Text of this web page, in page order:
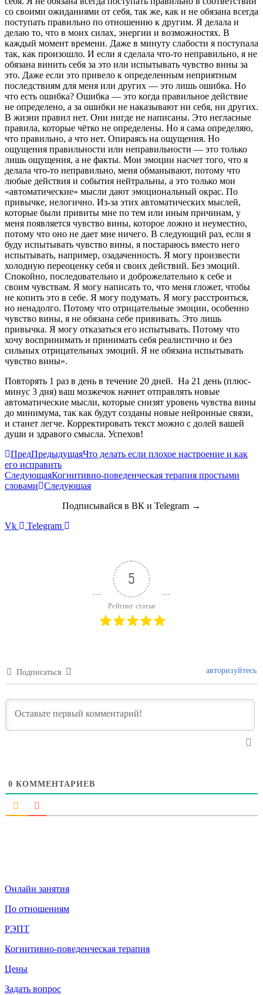
со своими ожиданиями от себя, так же, как и не обязана всегда
поступать правильно по отношению к другим. Я делала и
делаю то, что в моих силах, энергии и возможностях. В
каждый момент времени. Даже в минуту слабости я поступала
так, как произошло. И если я сделала что-то неправильно, я не
обязана винить себя за это или испытывать чувство вины за
это. Даже если это привело к определенным неприятным
последствиям для меня или других — это лишь ошибка. Но
что есть ошибка? Ошибка — это когда правильное действие
не определено, а за ошибки не наказывают ни себя, ни других.
В жизни правил нет. Они нигде не написаны. Это негласные
правила, которые чётко не определены. Но я сама определяю,
что правильно, а что нет. Опираясь на ощущения. Но
ощущения правильности или неправильности — это только
лишь ощущения, а не факты. Мои эмоции насчет того, что я
делала что-то неправильно, меня обманывают, потому что
любые действия и события нейтральны, а это только мои
«автоматические» мысли дают эмоциональный окрас. По
привычке, нелогично. Из-за этих автоматических мыслей,
которые были привиты мне по тем или иным причинам, у
меня появляется чувство вины, которое ложно и неуместно,
потому что оно не дает мне ничего. В следующий раз, если я
буду испытывать чувство вины, я постараюсь вместо него
испытывать, например, озадаченность. Я могу произвести
холодную переоценку себя и своих действий. Без эмоций.
Спокойно, последовательно и доброжелательно к себе и
своим чувствам. Я могу написать то, что меня гложет, чтобы
не копить это в себе. Я могу подумать. Я могу расстроиться,
но ненадолго. Потому что отрицательные эмоции, особенно
чувство вины, я не обязана себе прививать. Это лишь
привычка. Я могу отказаться его испытывать. Потому что
хочу воспринимать и принимать себя реалистично и без
сильных отрицательных эмоций. Я не обязана испытывать
чувство вины».
Повторять 1 раз в день в течение 20 дней. На 21 день (плюс-
минус 3 дня) ваш мозжечок начнет отправлять новые
автоматические мысли, которые снизят уровень чувства вины
до минимума, так как будут созданы новые нейронные связи,
и станет легче. Корректировать текст можно с долей вашей
души и здравого смысла. Успехов!
ПредПредыдущаяЧто делать если плохое настроение и как
его исправить
СледующаяКогнитивно-поведенческая терапия простыми
словами
Следующая
Подписывайся в ВК и Telegram →
Vk
Telegram
5
Рейтинг статьи
Подписаться авторизуйтесь
0 КОММЕНТАРИЕВ
Онлайн занятия
По отношениям
РЭПТ
Когнитивно-поведенческая терапия
Цены
Задать вопрос